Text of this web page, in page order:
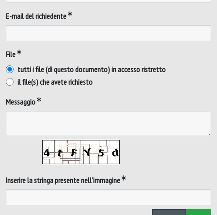
E-mail del richiedente
File
tutti i file (di questo documento) in accesso ristretto
il file(s) che avete richiesto
Messaggio
Inserire la stringa presente nell'immagine